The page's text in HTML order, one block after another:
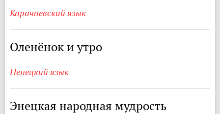
Карачаевский язык
Оленёнок и утро
Ненецкий язык
Энецкая народная мудрость